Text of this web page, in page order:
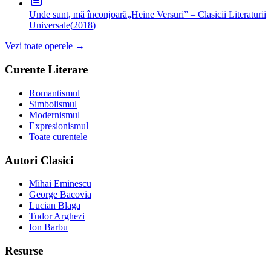
Unde sunt, mă înconjoară„Heine Versuri” – Clasicii Literaturii
Universale(2018)
Vezi toate operele →
Curente Literare
Romantismul
Simbolismul
Modernismul
Expresionismul
Toate curentele
Autori Clasici
Mihai Eminescu
George Bacovia
Lucian Blaga
Tudor Arghezi
Ion Barbu
Resurse